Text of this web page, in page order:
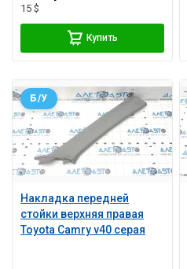
15 $
Купить
Накладка передней
стойки верхняя правая
Toyota Camry v40 серая
Б/У